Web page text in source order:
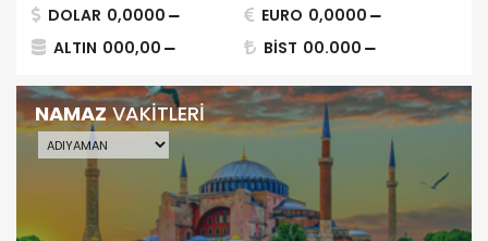
DOLAR 0,0000 EURO 0,0000
ALTIN 000,00 BİST 00.000
NAMAZVAKİTLERİ